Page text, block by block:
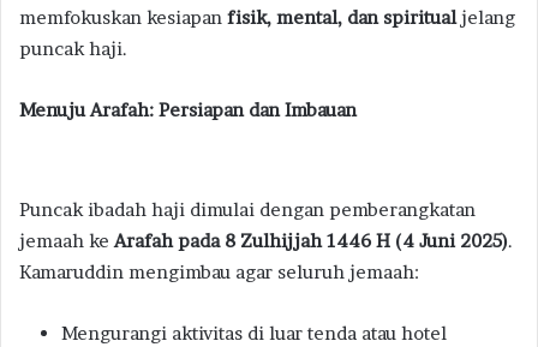
memfokuskan kesiapan fisik, mental, dan spiritualjelang
puncak haji.
Menuju Arafah: Persiapan dan Imbauan
Puncak ibadah haji dimulai dengan pemberangkatan
jemaah keArafah pada 8 Zulhijjah 1446 H (4 Juni 2025).
Kamaruddin mengimbau agar seluruh jemaah:
Mengurangi aktivitas di luar tenda atau hotel